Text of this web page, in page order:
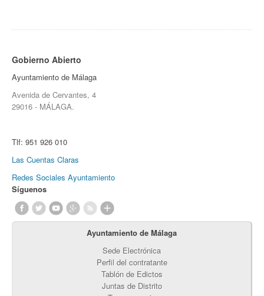
Gobierno Abierto
Ayuntamiento de Málaga
Avenida de Cervantes, 4
29016 - MÁLAGA.
Tlf: 951 926 010
Las Cuentas Claras
Redes Sociales Ayuntamiento
Síguenos
Ayuntamiento de Málaga
Sede Electrónica
Perfil del contratante
Tablón de Edictos
Juntas de Distrito